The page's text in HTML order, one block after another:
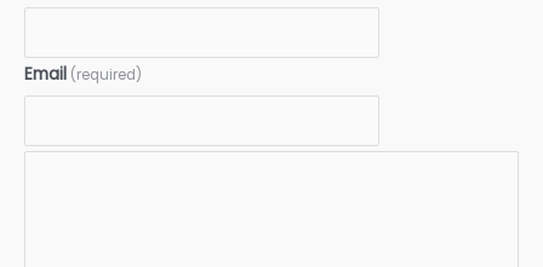
Email (required)